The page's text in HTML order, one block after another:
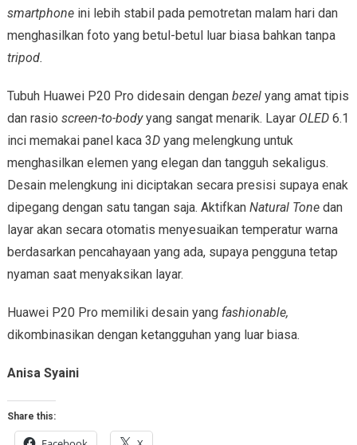
smartphoneini lebih stabil pada pemotretan malam hari dan
menghasilkan foto yang betul-betul luar biasa bahkan tanpa
tripod.
Tubuh Huawei P20 Pro didesain dengan bezelyang amat tipis
dan rasio screen-to-bodyyang sangat menarik. Layar OLED6.1
inci memakai panel kaca 3Dyang melengkung untuk
menghasilkan elemen yang elegan dan tangguh sekaligus.
Desain melengkung ini diciptakan secara presisi supaya enak
dipegang dengan satu tangan saja. Aktifkan Natural Tonedan
layar akan secara otomatis menyesuaikan temperatur warna
berdasarkan pencahayaan yang ada, supaya pengguna tetap
nyaman saat menyaksikan layar.
Huawei P20 Pro memiliki desain yang fashionable,
dikombinasikan dengan ketangguhan yang luar biasa.
Anisa Syaini
Share this: